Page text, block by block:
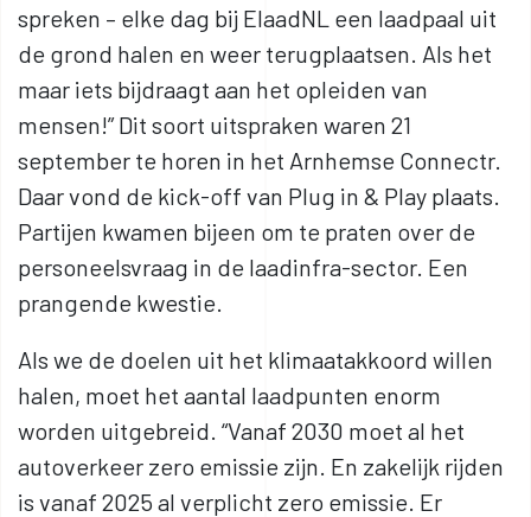
spreken – elke dag bij ElaadNL een laadpaal uit
de grond halen en weer terugplaatsen. Als het
maar iets bijdraagt aan het opleiden van
mensen!” Dit soort uitspraken waren 21
september te horen in het Arnhemse Connectr.
Daar vond de kick-off van Plug in & Play plaats.
Partijen kwamen bijeen om te praten over de
personeelsvraag in de laadinfra-sector. Een
prangende kwestie.
Als we de doelen uit het klimaatakkoord willen
halen, moet het aantal laadpunten enorm
worden uitgebreid. “Vanaf 2030 moet al het
autoverkeer zero emissie zijn. En zakelijk rijden
is vanaf 2025 al verplicht zero emissie. Er